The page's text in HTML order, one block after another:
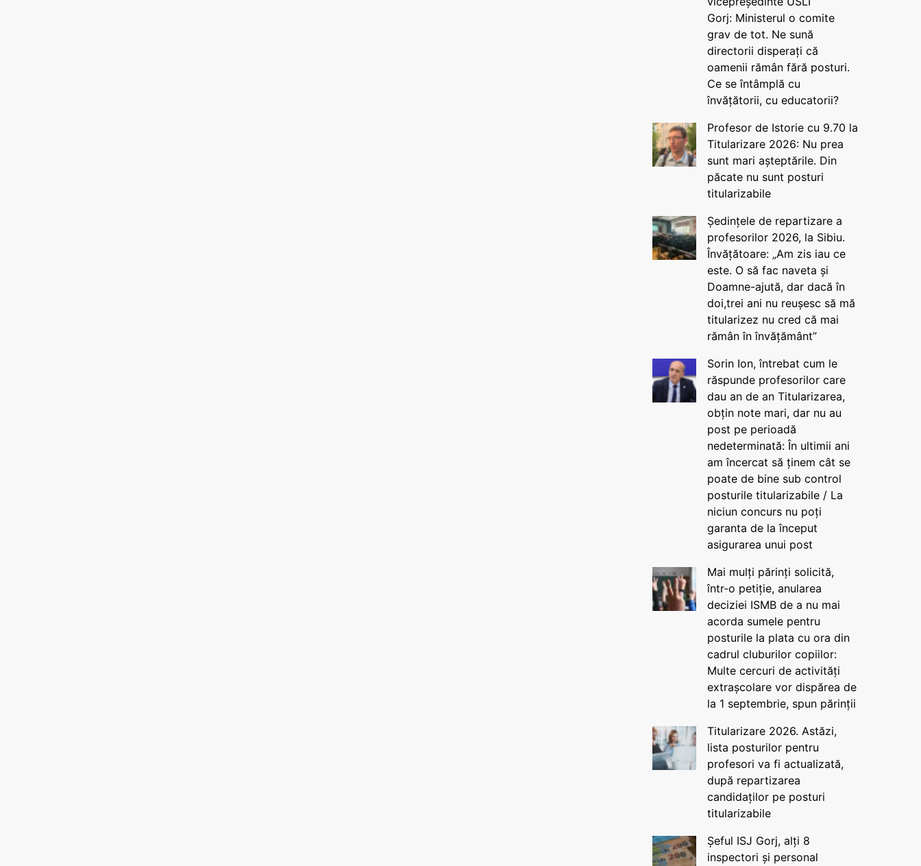
Gorj: Ministerul o comite
grav de tot. Ne sună
directorii disperați că
oamenii rămân fără posturi.
Ce se întâmplă cu
învățătorii, cu educatorii?
Profesor de Istorie cu 9.70 la
Titularizare 2026: Nu prea
sunt mari așteptările. Din
păcate nu sunt posturi
titularizabile
Ședințele de repartizare a
profesorilor 2026, la Sibiu.
Învățătoare: „Am zis iau ce
este. O să fac naveta și
Doamne-ajută, dar dacă în
doi,trei ani nu reușesc să mă
titularizez nu cred că mai
rămân în învățământ”
Sorin Ion, întrebat cum le
răspunde profesorilor care
dau an de an Titularizarea,
obțin note mari, dar nu au
post pe perioadă
nedeterminată: În ultimii ani
am încercat să ținem cât se
poate de bine sub control
posturile titularizabile / La
niciun concurs nu poți
garanta de la început
asigurarea unui post
Mai mulți părinți solicită,
într-o petiție, anularea
deciziei ISMB de a nu mai
acorda sumele pentru
posturile la plata cu ora din
cadrul cluburilor copiilor:
Multe cercuri de activități
extrașcolare vor dispărea de
la 1 septembrie, spun părinții
Titularizare 2026. Astăzi,
lista posturilor pentru
profesori va fi actualizată,
după repartizarea
candidaților pe posturi
titularizabile
Șeful ISJ Gorj, alți 8
inspectori și personal